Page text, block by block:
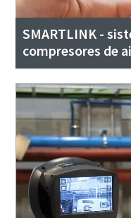
SMARTLINK -
compresores de